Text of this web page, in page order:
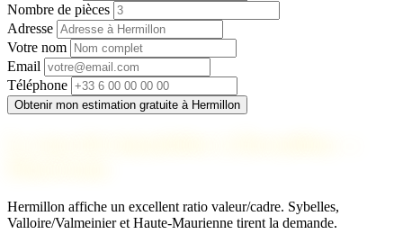
Nombre de pièces
Adresse
Votre nom
Email
Téléphone
Obtenir mon estimation gratuite à Hermillon
Hermillon affiche un excellent ratio valeur/cadre. Sybelles,
Valloire/Valmeinier et Haute-Maurienne tirent la demande.